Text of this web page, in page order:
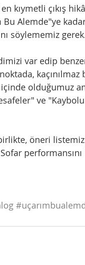
kıymetli çıkış
Alemde"ye
söylememiz
var edip
olduğumuz
ve
öneri